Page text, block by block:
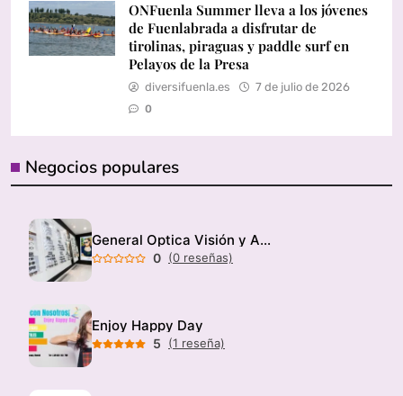
ONFuenla Summer lleva a los jóvenes
de Fuenlabrada a disfrutar de
tirolinas, piraguas y paddle surf en
Pelayos de la Presa
diversifuenla.es 7 de julio de 2026
0
Negocios populares
General Optica Visión y Audición
0 (0 reseñas)
Enjoy Happy Day
5 (1 reseña)